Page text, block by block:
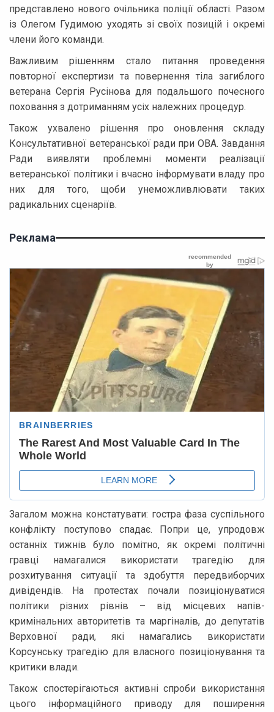
представлено нового очільника поліції області. Разом
із Олегом Гудимою уходять зі своїх позицій і окремі
члени його команди.
Важливим рішенням стало питання проведення
повторної експертизи та повернення тіла загиблого
ветерана Сергія Русінова для подальшого почесного
поховання з дотриманням усіх належних процедур.
Також ухвалено рішення про оновлення складу
Консультативної ветеранської ради при ОВА. Завдання
Ради виявляти проблемні моменти реалізації
ветеранської політики і вчасно інформувати владу про
них для того, щоби унеможливлювати таких
радикальних сценаріїв.
Реклама
Загалом можна констатувати: гостра фаза суспільного
конфлікту поступово спадає. Попри це, упродовж
останніх тижнів було помітно, як окремі політичні
гравці намагалися використати трагедію для
розхитування ситуації та здобуття передвиборчих
дивідендів. На протестах почали позиціонуватися
політики різних рівнів – від місцевих напів-
кримінальних авторитетів та маргіналів, до депутатів
Верховної ради, які намагались використати
Корсунську трагедію для власного позиціонування та
критики влади.
Також спостерігаються активні спроби використання
цього інформаційного приводу для поширення